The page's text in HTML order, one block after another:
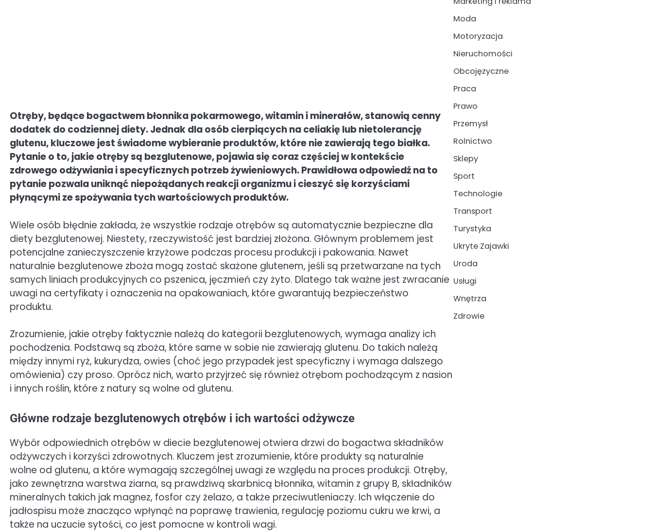
Otręby, będące bogactwem błonnika pokarmowego, witamin i minerałów, stanowią cenny
dodatek do codziennej diety. Jednak dla osób cierpiących na celiakię lub nietolerancję
glutenu, kluczowe jest świadome wybieranie produktów, które nie zawierają tego białka.
Pytanie o to, jakie otręby są bezglutenowe, pojawia się coraz częściej w kontekście
zdrowego odżywiania i specyficznych potrzeb żywieniowych. Prawidłowa odpowiedź na to
pytanie pozwala uniknąć niepożądanych reakcji organizmu i cieszyć się korzyściami
płynącymi ze spożywania tych wartościowych produktów.
Wiele osób błędnie zakłada, że wszystkie rodzaje otrębów są automatycznie bezpieczne dla
diety bezglutenowej. Niestety, rzeczywistość jest bardziej złożona. Głównym problemem jest
potencjalne zanieczyszczenie krzyżowe podczas procesu produkcji i pakowania. Nawet
naturalnie bezglutenowe zboża mogą zostać skażone glutenem, jeśli są przetwarzane na tych
samych liniach produkcyjnych co pszenica, jęczmień czy żyto. Dlatego tak ważne jest zwracanie
uwagi na certyfikaty i oznaczenia na opakowaniach, które gwarantują bezpieczeństwo
produktu.
Zrozumienie, jakie otręby faktycznie należą do kategorii bezglutenowych, wymaga analizy ich
pochodzenia. Podstawą są zboża, które same w sobie nie zawierają glutenu. Do takich należą
między innymi ryż, kukurydza, owies (choć jego przypadek jest specyficzny i wymaga dalszego
omówienia) czy proso. Oprócz nich, warto przyjrzeć się również otrębom pochodzącym z nasion
i innych roślin, które z natury są wolne od glutenu.
Główne rodzaje bezglutenowych otrębów i ich wartości odżywcze
Wybór odpowiednich otrębów w diecie bezglutenowej otwiera drzwi do bogactwa składników
odżywczych i korzyści zdrowotnych. Kluczem jest zrozumienie, które produkty są naturalnie
wolne od glutenu, a które wymagają szczególnej uwagi ze względu na proces produkcji. Otręby,
jako zewnętrzna warstwa ziarna, są prawdziwą skarbnicą błonnika, witamin z grupy B, składników
mineralnych takich jak magnez, fosfor czy żelazo, a także przeciwutleniaczy. Ich włączenie do
jadłospisu może znacząco wpłynąć na poprawę trawienia, regulację poziomu cukru we krwi, a
także na uczucie sytości, co jest pomocne w kontroli wagi.
Moda
Motoryzacja
Nieruchomości
Obcojęzyczne
Praca
Prawo
Przemysł
Rolnictwo
Sklepy
Sport
Technologie
Transport
Turystyka
Ukryte Zajawki
Uroda
Usługi
Wnętrza
Zdrowie